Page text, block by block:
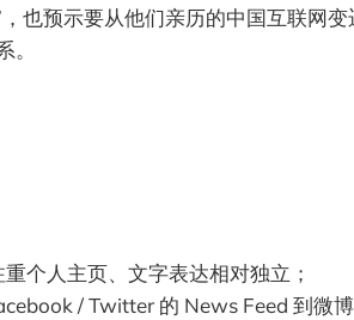
也预示要从他们亲历的中国互联网
重个人主页、文字表达相对独立；
/ Twitter 的 News Feed 到微